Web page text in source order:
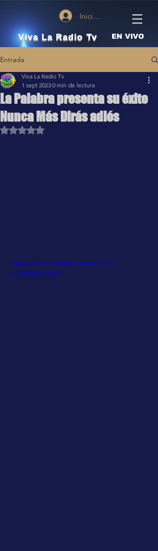
Iniciar sesión
Viva La Radio Tv EN VIVO
Entrada
La Palabra presenta su éxito
Nunca Más Dirás adiós
Viva La Radio Tv
1 sept 2023 0 min de lectura
Obtuvo NaN de 5 estrellas.
https://www.youtube.com/watch?
v=PaR4zIWqHmY